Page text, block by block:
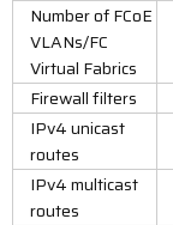
Number of FCoE
VLANs/FC
Virtual Fabrics
Firewall filters
IPv4 unicast
routes
IPv4 multicast
routes